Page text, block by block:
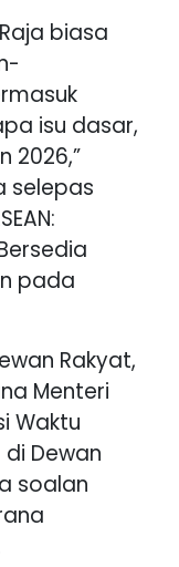
biasa
isu dasar,
2026,”
selepas
pada
Rakyat,
Menteri
Waktu
Dewan
soalan